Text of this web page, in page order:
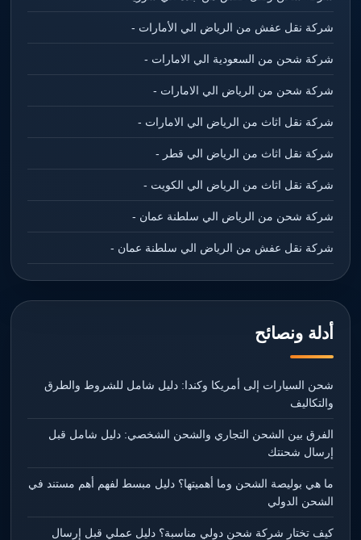
شركة نقل عفش من الرياض الي الأمارات -
شركة شحن من السعودية الي الامارات -
شركة شحن من الرياض الي الامارات -
شركة نقل اثاث من الرياض الي الامارات -
شركة نقل اثاث من الرياض الي قطر -
شركة نقل اثاث من الرياض الي الكويت -
شركة شحن من الرياض الي سلطنة عمان -
شركة نقل عفش من الرياض الي سلطنة عمان -
أدلة ونصائح
شحن السيارات إلى أمريكا وكندا: دليل شامل للشروط والطرق
والتكاليف
الفرق بين الشحن التجاري والشحن الشخصي: دليل شامل قبل
إرسال شحنتك
ما هي بوليصة الشحن وما أهميتها؟ دليل مبسط لفهم أهم مستند في
الشحن الدولي
كيف تختار شركة شحن دولي مناسبة؟ دليل عملي قبل إرسال